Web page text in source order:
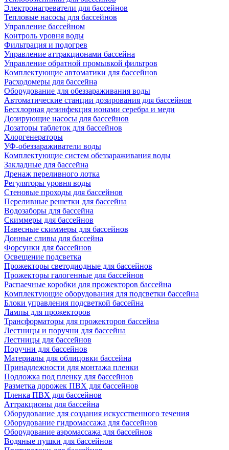
Электронагреватели для бассейнов
Тепловые насосы для бассейнов
Управление бассейном
Контроль уровня воды
Фильтрация и подогрев
Управление аттракционами бассейна
Управление обратной промывкой фильтров
Комплектующие автоматики для бассейнов
Расходомеры для бассейна
Оборудование для обеззараживания воды
Автоматические станции дозирования для бассейнов
Беcхлорная дезинфекция ионами серебра и меди
Дозирующие насосы для бассейнов
Дозаторы таблеток для бассейнов
Хлоргенераторы
УФ-обеззараживатели воды
Комплектующие систем обеззараживания воды
Закладные для бассейна
Дренаж переливного лотка
Регуляторы уровня воды
Стеновые проходы для бассейнов
Переливные решетки для бассейна
Водозаборы для бассейна
Скиммеры для бассейнов
Навесные скиммеры для бассейнов
Донные сливы для бассейна
Форсунки для бассейнов
Освещение подсветка
Прожекторы светодиодные для бассейнов
Прожекторы галогенные для бассейнов
Распаечные коробки для прожекторов бассейна
Комплектующие оборудования для подсветки бассейна
Блоки управления подсветкой бассейна
Лампы для прожекторов
Трансформаторы для прожекторов бассейна
Лестницы и поручни для бассейна
Лестницы для бассейнов
Поручни для бассейнов
Материалы для облицовки бассейна
Принадлежности для монтажа пленки
Подложка под пленку для бассейнов
Разметка дорожек ПВХ для бассейнов
Пленка ПВХ для бассейнов
Аттракционы для бассейна
Оборудование для создания искусственного течения
Оборудование гидромассажа для бассейнов
Оборудование аэромассажа для бассейнов
Водяные пушки для бассейнов